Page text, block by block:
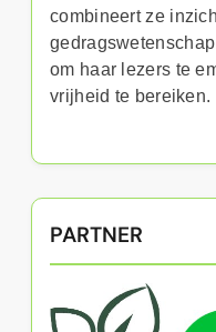
combineert ze
om haar lezers te
vrijheid te bereiken.
PARTNER